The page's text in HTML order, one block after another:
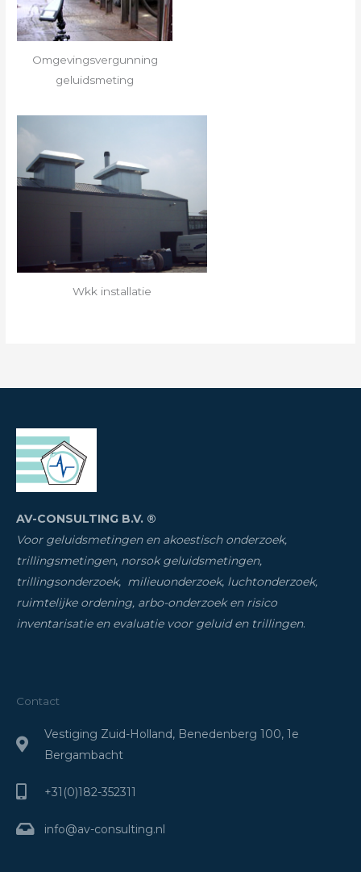
Omgevingsvergunning
geluidsmeting
Wkk installatie
AV-CONSULTING B.V. ®
Voor geluidsmetingen en akoestisch onderzoek,
trillingsmetingen, norsok geluidsmetingen,
trillingsonderzoek, milieuonderzoek, luchtonderzoek,
ruimtelijke ordening, arbo-onderzoek en risico
inventarisatie en evaluatie voor geluid en trillingen.
Contact
Vestiging Zuid-Holland, Benedenberg 100, 1e
Bergambacht
+31(0)182-352311
info@av-consulting.nl